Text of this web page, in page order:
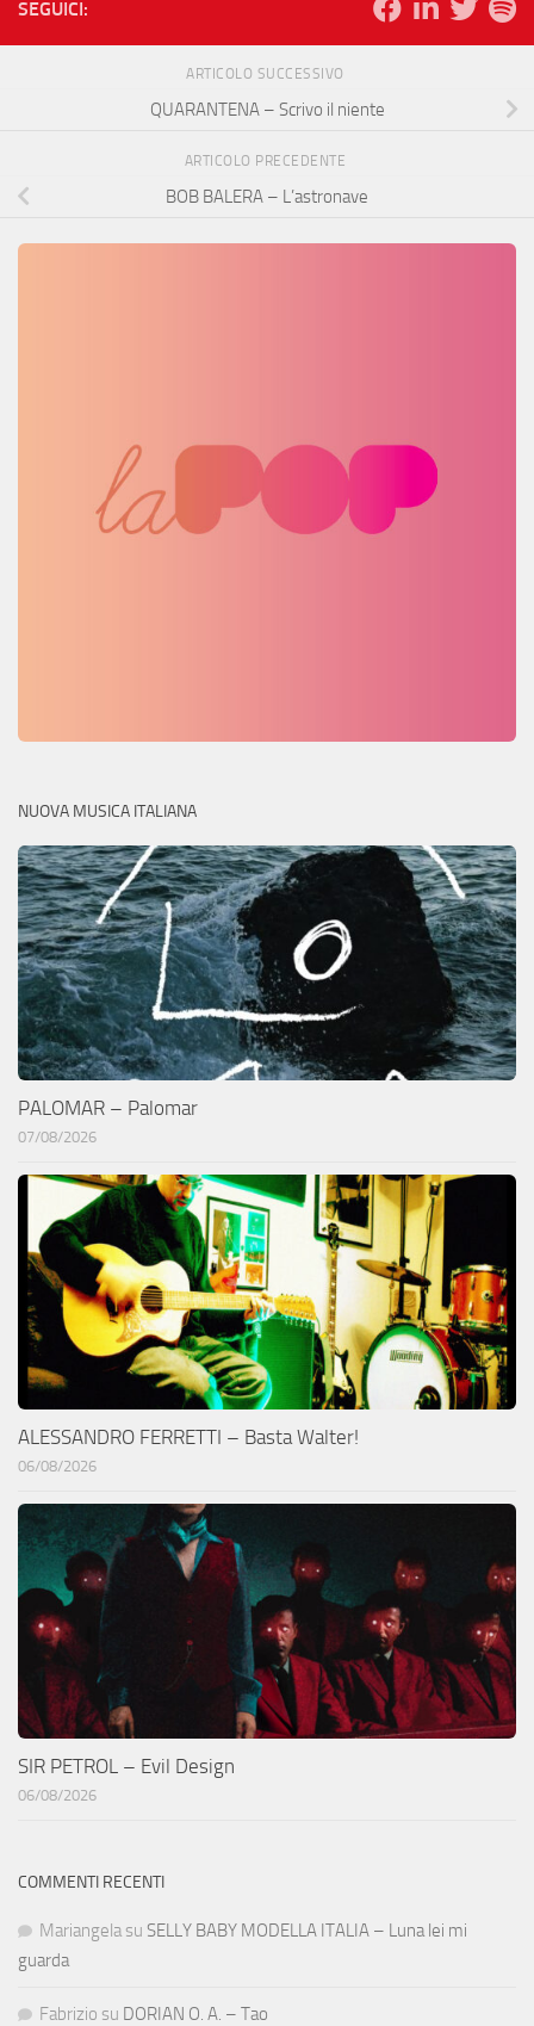
SEGUICI:
ARTICOLO SUCCESSIVO
QUARANTENA – Scrivo il niente
ARTICOLO PRECEDENTE
BOB BALERA – L’astronave
NUOVA MUSICA ITALIANA
PALOMAR – Palomar
07/08/2026
ALESSANDRO FERRETTI – Basta Walter!
06/08/2026
SIR PETROL – Evil Design
06/08/2026
COMMENTI RECENTI
Mariangela su SELLY BABY MODELLA ITALIA – Luna lei mi
guarda
Fabrizio su DORIAN O. A. – Tao